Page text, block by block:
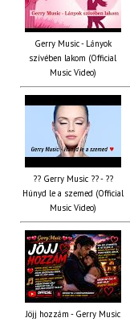
Gerry Music - Lányok
szívében lakom (Official
Music Video)
?? Gerry Music ?? - ??
Húnyd le a szemed (Official
Music Video)
Jöjj hozzám - Gerry Music